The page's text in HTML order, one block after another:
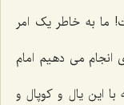
ما به خاطر یک امر
انجام می دهیم امام
یال و کوپال و